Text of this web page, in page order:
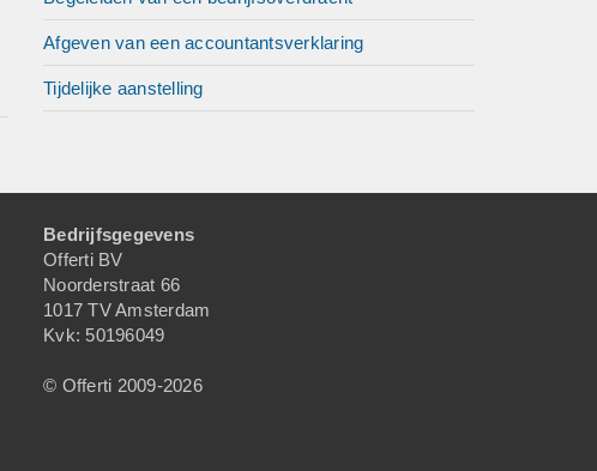
Afgeven van een accountantsverklaring
Tijdelijke aanstelling
Bedrijfsgegevens
Offerti BV
Noorderstraat 66
1017 TV Amsterdam
Kvk: 50196049
© Offerti 2009-2026